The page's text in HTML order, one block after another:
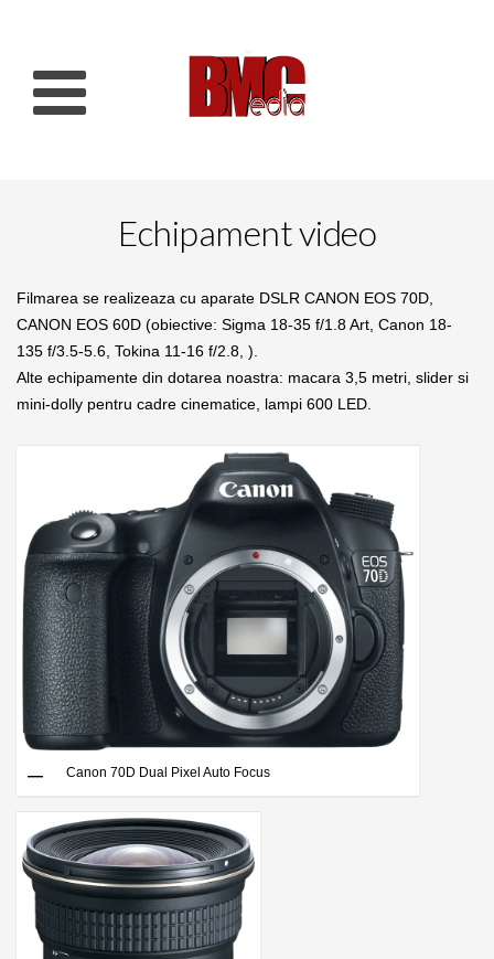
Echipament video
Filmarea se realizeaza cu aparate DSLR CANON EOS 70D,
CANON EOS 60D (obiective: Sigma 18-35 f/1.8 Art, Canon 18-
135 f/3.5-5.6, Tokina 11-16 f/2.8, ).
Alte echipamente din dotarea noastra: macara 3,5 metri, slider si
mini-dolly pentru cadre cinematice, lampi 600 LED.
Canon 70D Dual Pixel Auto Focus